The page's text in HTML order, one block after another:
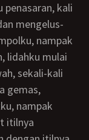
kali
mengelus-
nampak
lidahku mulai
sekali-kali
gemas,
nampak
itilnya